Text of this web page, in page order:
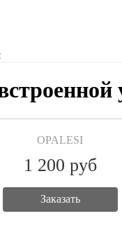
OPALESI
1 200 руб
Заказать